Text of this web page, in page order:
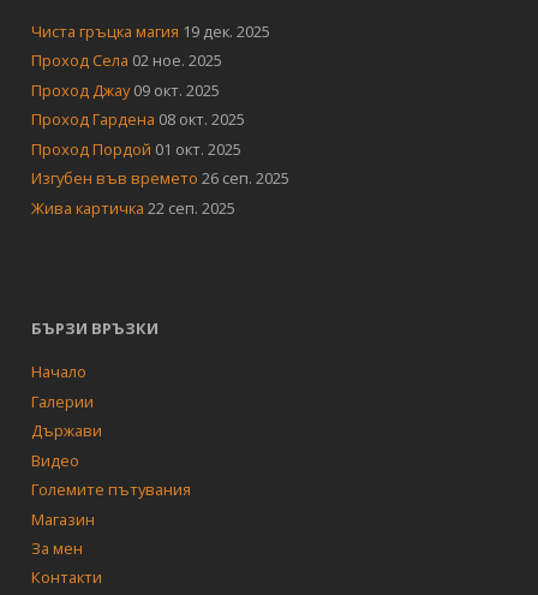
Чиста гръцка магия 19 дек. 2025
Проход Села 02 ное. 2025
Проход Джау 09 окт. 2025
Проход Гардена 08 окт. 2025
Проход Пордой 01 окт. 2025
Изгубен във времето 26 сеп. 2025
Жива картичка 22 сеп. 2025
БЪРЗИ ВРЪЗКИ
Начало
Галерии
Държави
Видео
Големите пътувания
Магазин
За мен
Контакти